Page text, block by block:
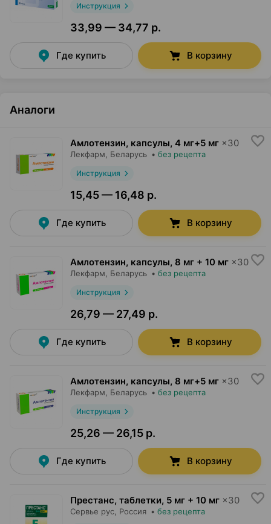
Инструкция
33,99 — 34,77 р.
Где купить В корзину
Аналоги
Амлотензин, капсулы, 4 мг+5 мг ×30
Лекфарм , Беларусь • без рецепта
Инструкция
15,45 — 16,48 р.
Где купить В корзину
Амлотензин, капсулы, 8 мг + 10 мг ×30
Лекфарм , Беларусь • без рецепта
Инструкция
26,79 — 27,49 р.
Где купить В корзину
Амлотензин, капсулы, 8 мг+5 мг ×30
Лекфарм , Беларусь • без рецепта
Инструкция
25,26 — 26,15 р.
Где купить В корзину
Престанс, таблетки, 5 мг + 10 мг ×30
Сервье рус , Россия • без рецепта